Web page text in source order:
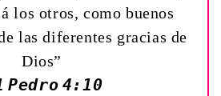
los otros, como buenos
las diferentes gracias de
Dios”
Pedro 4:10